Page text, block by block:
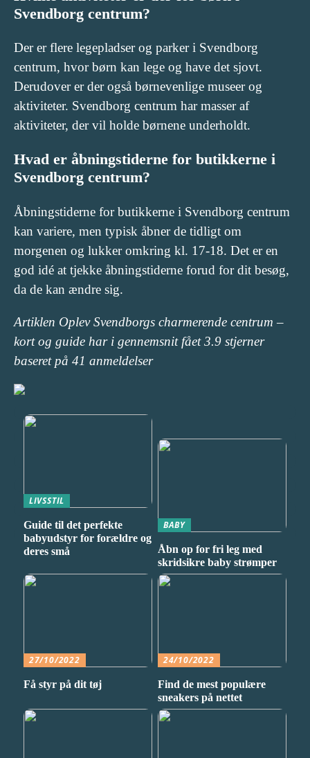
Svendborg centrum?
Der er flere legepladser og parker i Svendborg
centrum, hvor børn kan lege og have det sjovt.
Derudover er der også børnevenlige museer og
aktiviteter. Svendborg centrum har masser af
aktiviteter, der vil holde børnene underholdt.
Hvad er åbningstiderne for butikkerne i
Svendborg centrum?
Åbningstiderne for butikkerne i Svendborg centrum
kan variere, men typisk åbner de tidligt om
morgenen og lukker omkring kl. 17-18. Det er en
god idé at tjekke åbningstiderne forud for dit besøg,
da de kan ændre sig.
Artiklen Oplev Svendborgs charmerende centrum –
kort og guide har i gennemsnit fået3.9 stjerner
baseret på 41 anmeldelser
LIVSSTIL
Guide til det perfekte
babyudstyr for forældre og
deres små
BABY
Åbn op for fri leg med
skridsikre baby strømper
27/10/2022
Få styr på dit tøj
24/10/2022
Find de mest populære
sneakers på nettet